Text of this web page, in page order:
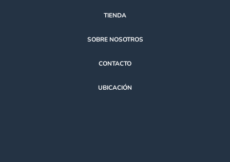
TIENDA
SOBRE NOSOTROS
CONTACTO
UBICACIÓN